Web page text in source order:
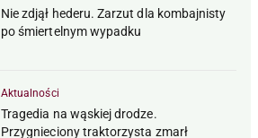
Nie zdjął hederu. Zarzut dla kombajnisty
po śmiertelnym wypadku
Aktualności
Tragedia na wąskiej drodze.
Przygnieciony traktorzysta zmarł